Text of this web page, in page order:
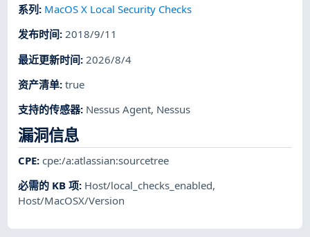
系列 : MacOS X Local Security Checks
发布时间:2018/9/11
最近更新时间: 2026/8/4
资产清单:true
支持的传感器: Nessus Agent, Nessus
漏洞信息
CPE:cpe:/a:atlassian:sourcetree
必需的 KB 项: Host/local_checks_enabled,
Host/MacOSX/Version